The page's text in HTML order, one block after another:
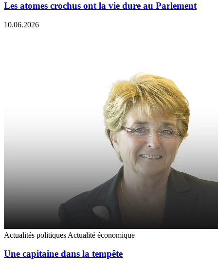
Les atomes crochus ont la vie dure au Parlement
10.06.2026
Actualités politiques Actualité économique
Une capitaine dans la tempête